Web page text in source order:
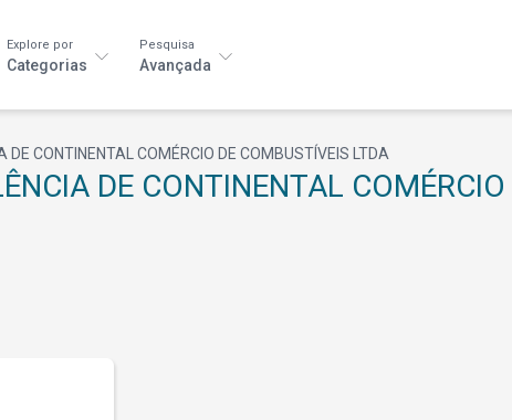
Explore por
Categorias
Pesquisa
Avançada
CONTINENTAL COMÉRCIO DE COMBUSTÍVEIS LTDA
DE CONTINENTAL COMÉRCIO